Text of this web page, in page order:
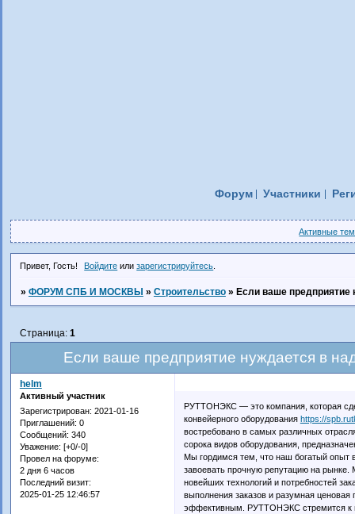
Форум Участники
Активные
Привет, Гость! Войдите илизарегистрируйтесь
» ФОРУМ СПБ И МОСКВЫ » Строительство » Если ваше предприятие
Если ваше предприятие нуждается в
Страница: 1
helm
Активный участник
Зарегистрирован: 2021-01-16
Приглашений: 0
Сообщений: 340
Уважение: [+0/-0]
Провел на форуме:
2 дня 6 часов
Последний визит:
2025-01-25 12:46:57
РУТТОНЭКС — это компания, которая
конвейерного оборудования https://
востребовано в самых различных
сорока видов оборудования,
Мы гордимся тем, что наш богатый опыт
завоевать прочную репутацию на
новейших технологий и потребностей
выполнения заказов и разумная
эффективным. РУТТОНЭКС стремится к